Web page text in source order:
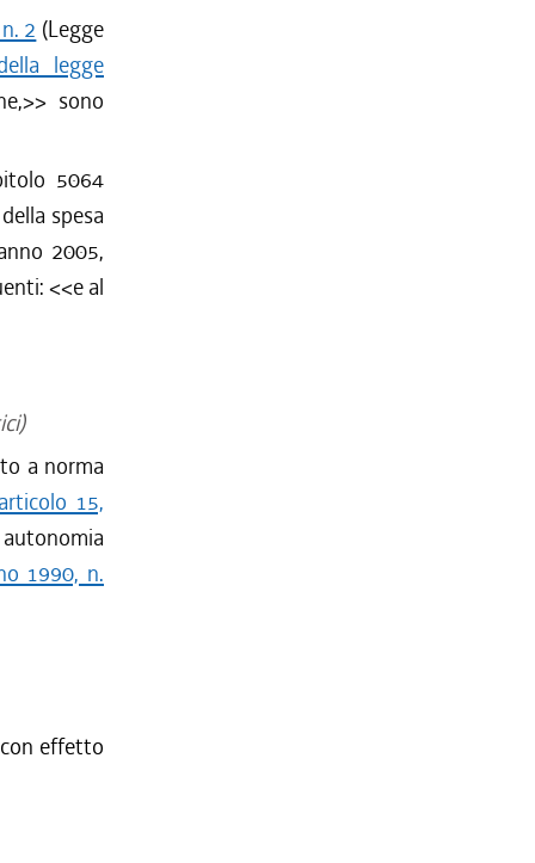
2 (Legge
legge
sono
5064
spesa
2005,
<<e al
a norma
articolo 15,
1990, n.
effetto